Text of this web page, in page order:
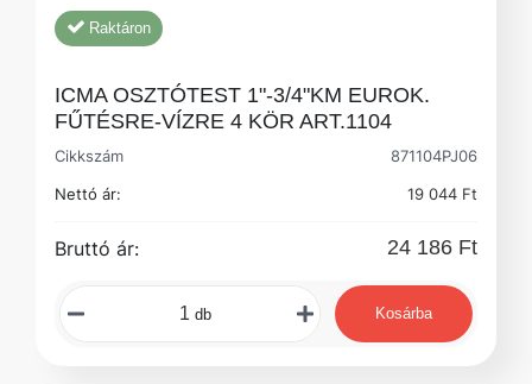
Raktáron
ICMA OSZTÓTEST 1"-3/4"KM EUROK.
FŰTÉSRE-VÍZRE 4 KÖR ART.1104
Cikkszám
871104PJ06
Nettó ár:
19 044 Ft
Bruttó ár: 24 186 Ft
db Kosárba